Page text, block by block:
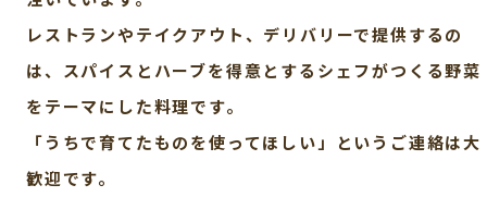
レストランやテイクアウト、デリバリーで提供するの
は、スパイスとハーブを得意とする シェフがつくる野菜
をテーマにした料理です。
「うちで育てたものを使ってほしい」というご連絡は大
歓迎です。